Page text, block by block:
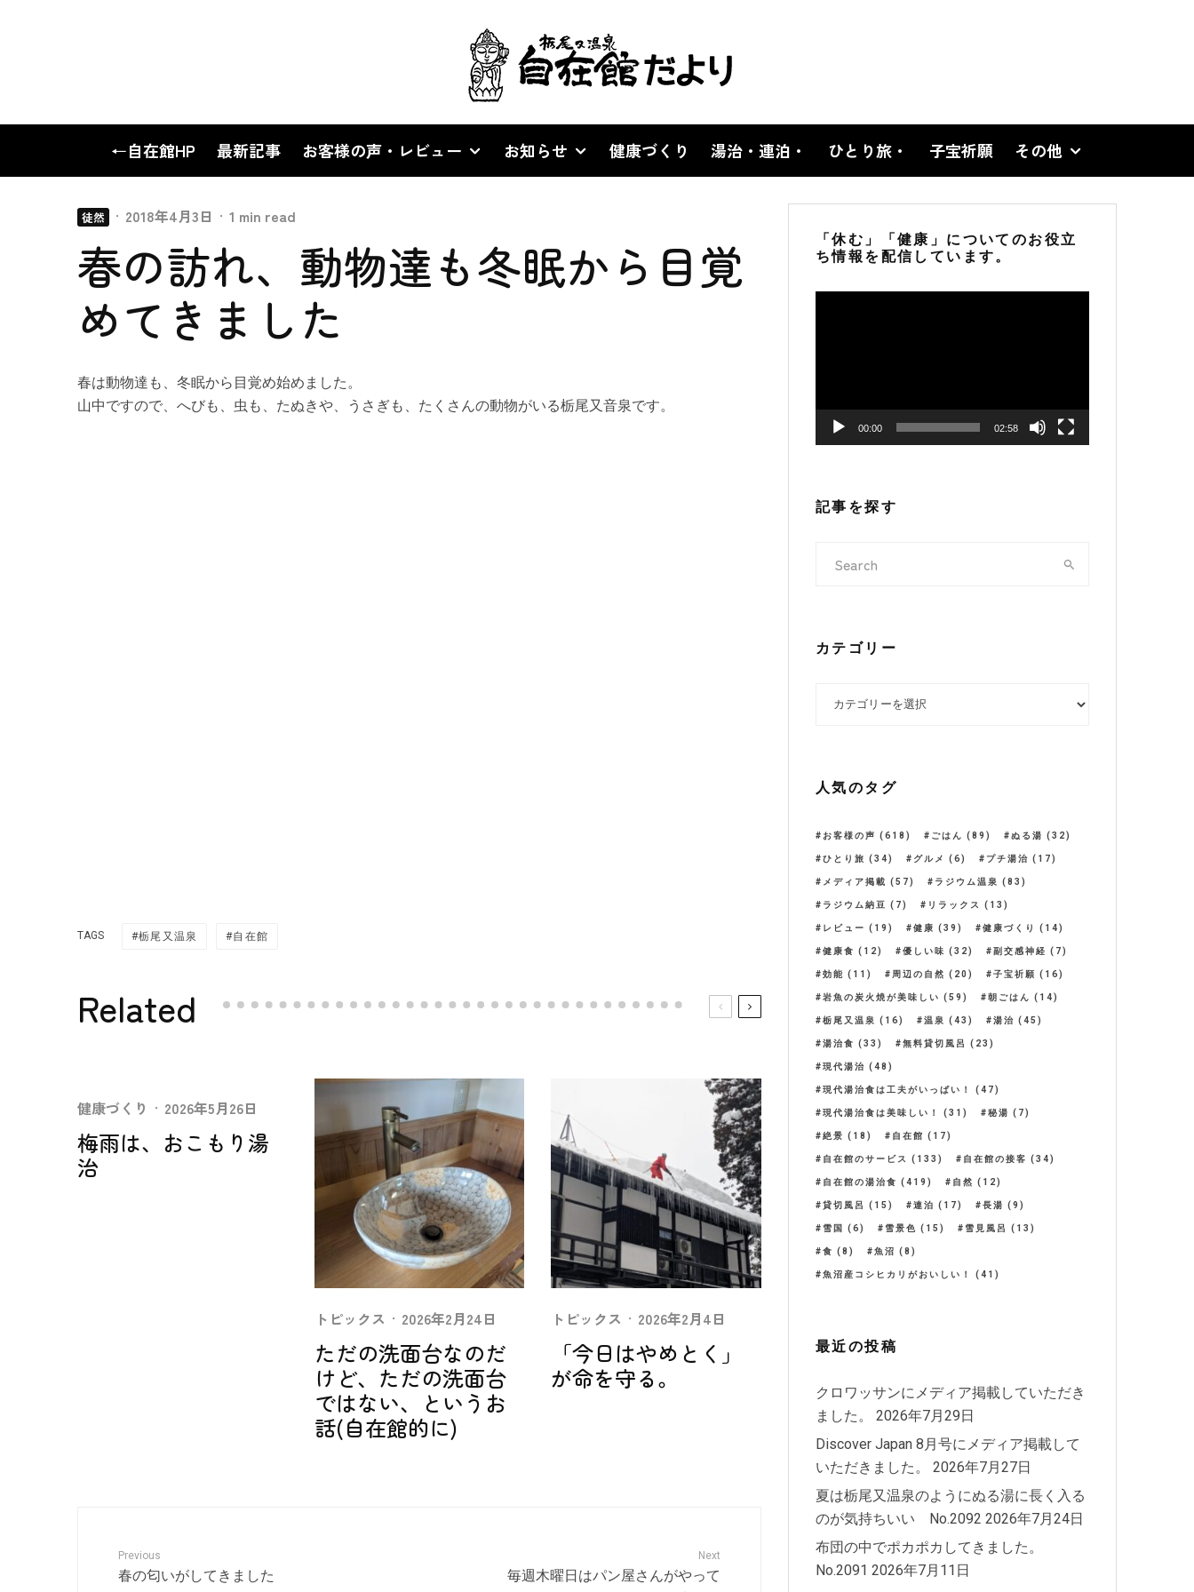
←自在館HP 最新記事 お客様の声・レビュー お知らせ 健康づくり 湯治・連泊・ ひとり旅・ 子宝祈願 その他
徒然 · 2018年4月3日 · 1 min read
春の訪れ、動物達も冬眠から目覚
めてきました
春は動物達も、冬眠から目覚め始めました。
山中ですので、へびも、虫も、たぬきや、うさぎも、たくさんの動物がいる栃尾又音泉です。
TAGS 栃尾又温泉 自在館
Related
健康づくり · 2026年5月26日
梅雨は、おこもり湯
治
トピックス · 2026年2月24日
ただの洗面台なのだ
けど、ただの洗面台
ではない、というお
話(自在館的に)
トピックス · 2026年2月4日
「今日はやめとく」
が命を守る。
Previous
春の匂いがしてきました
Next
毎週木曜日はパン屋さんがやって
「休む」「健康」についてのお役立
ち情報を配信しています。
00:00 02:58
記事を探す
カテゴリー
人気のタグ
お客様の声 (618) ごはん (89) ぬる湯 (32)
ひとり旅 (34) グルメ (6) プチ湯治 (17)
メディア掲載 (57) ラジウム温泉 (83)
ラジウム納豆 (7) リラックス (13)
レビュー (19) 健康 (39) 健康づくり (14)
健康食 (12) 優しい味 (32) 副交感神経 (7)
効能 (11) 周辺の自然 (20) 子宝祈願 (16)
岩魚の炭火焼が美味しい (59) 朝ごはん (14)
栃尾又温泉 (16) 温泉 (43) 湯治 (45)
湯治食 (33) 無料貸切風呂 (23)
現代湯治 (48)
現代湯治食は工夫がいっぱい！ (47)
現代湯治食は美味しい！ (31) 秘湯 (7)
絶景 (18) 自在館 (17)
自在館のサービス (133) 自在館の接客 (34)
自在館の湯治食 (419) 自然 (12)
貸切風呂 (15) 連泊 (17) 長湯 (9)
雪国 (6) 雪景色 (15) 雪見風呂 (13)
食 (8) 魚沼 (8)
魚沼産コシヒカリがおいしい！ (41)
最近の投稿
クロワッサンにメディア掲載していただき
ました。
2026年7月29日
Discover Japan 8月号にメディア掲載して
いただきました。
2026年7月27日
夏は栃尾又温泉のようにぬる湯に長く入る
のが気持ちいい No.2092 2026年7月24日
布団の中でポカポカしてきました。
No.2091 2026年7月11日